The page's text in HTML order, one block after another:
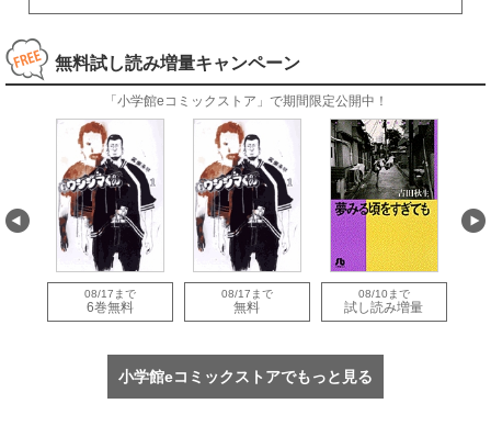
無料試し読み増量キャンペーン
「小学館eコミックストア」で期間限定公開中！
08/17まで
6巻無料
08/17まで
無料
08/10まで
試し読み増量
小学館eコミックストアでもっと見る